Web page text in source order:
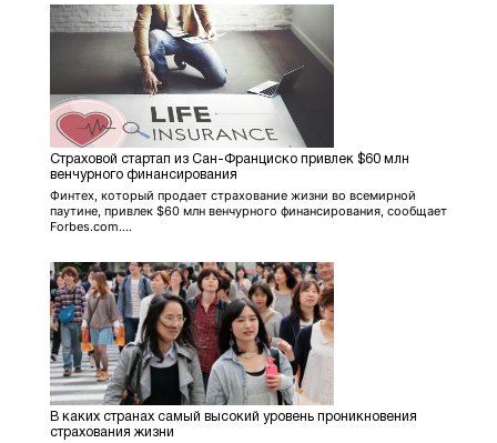
Страховой стартап из Сан-Франциско привлек $60 млн
венчурного финансирования
Финтех, который продает страхование жизни во всемирной
паутине, привлек $60 млн венчурного финансирования, сообщает
Forbes.com....
В каких странах самый высокий уровень проникновения
страхования жизни